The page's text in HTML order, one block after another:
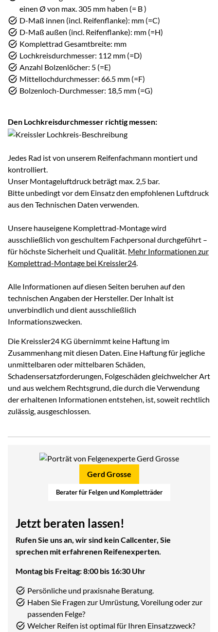
einen Ø von max. 305 mm haben (= B )
D-Maß innen (incl. Reifenflanke): mm (=C)
D-Maß außen (incl. Reifenflanke): mm (=H)
Komplettrad Gesamtbreite: mm
Lochkreisdurchmesser: 112 mm (=D)
Anzahl Bolzenlöcher: 5 (=E)
Mittellochdurchmesser: 66.5 mm (=F)
Bolzenloch-Durchmesser: 18,5 mm (=G)
Den Lochkreisdurchmesser richtig messen:
Jedes Rad ist von unserem Reifenfachmann montiert und
kontrolliert.
Unser Montageluftdruck beträgt max. 2,5 bar.
Bitte unbedingt vor dem Einsatz den empfohlenen Luftdruck
aus den Technischen Daten verwenden.
Unsere hauseigene Komplettrad-Montage wird
ausschließlich von geschultem Fachpersonal durchgeführt –
für höchste Sicherheit und Qualität. Mehr Informationen zur
Komplettrad-Montage bei Kreissler24
Alle Informationen auf diesen Seiten beruhen auf den
technischen Angaben der Hersteller. Der Inhalt ist
unverbindlich und dient ausschließlich
Informationszwecken.
Die Kreissler24 KG übernimmt keine Haftung im
Zusammenhang mit diesen Daten. Eine Haftung für jegliche
unmittelbaren oder mittelbaren Schäden,
Schadensersatzforderungen, Folgeschäden gleichwelcher Art
und aus welchem Rechtsgrund, die durch die Verwendung
der erhaltenen Informationen entstehen, ist, soweit rechtlich
zulässig, ausgeschlossen.
Gerd Grosse
Berater für Felgen und Kompletträder
Jetzt beraten lassen!
Rufen Sie uns an, wir sind kein Callcenter, Sie
sprechen mit erfahrenen Reifenexperten.
Montag bis Freitag: 8:00 bis 16:30 Uhr
Persönliche und praxisnahe Beratung.
Haben Sie Fragen zur Umrüstung, Voreilung oder zur
passenden Felge?
Welcher Reifen ist optimal für Ihren Einsatzzweck?